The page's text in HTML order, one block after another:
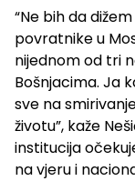
“Ne bih da
povratnike u
nijednom od tri
Bošnjacima. Ja
sve na
životu”, kaže
institucija
na vjeru i